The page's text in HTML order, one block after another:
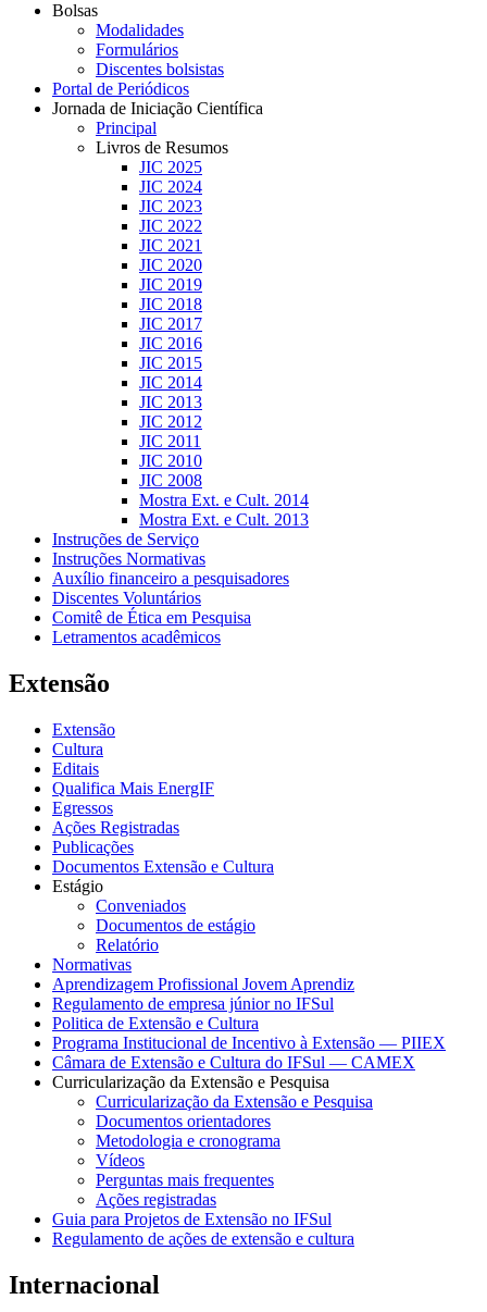
Bolsas
Modalidades
Formulários
Discentes bolsistas
Portal de Periódicos
Jornada de Iniciação Científica
Principal
Livros de Resumos
JIC 2025
JIC 2024
JIC 2023
JIC 2022
JIC 2021
JIC 2020
JIC 2019
JIC 2018
JIC 2017
JIC 2016
JIC 2015
JIC 2014
JIC 2013
JIC 2012
JIC 2011
JIC 2010
JIC 2008
Mostra Ext. e Cult. 2014
Mostra Ext. e Cult. 2013
Instruções de Serviço
Instruções Normativas
Auxílio financeiro a pesquisadores
Discentes Voluntários
Comitê de Ética em Pesquisa
Letramentos acadêmicos
Extensão
Extensão
Cultura
Editais
Qualifica Mais EnergIF
Egressos
Ações Registradas
Publicações
Documentos Extensão e Cultura
Estágio
Conveniados
Documentos de estágio
Relatório
Normativas
Aprendizagem Profissional Jovem Aprendiz
Regulamento de empresa júnior no IFSul
Politica de Extensão e Cultura
Programa Institucional de Incentivo à Extensão — PIIEX
Câmara de Extensão e Cultura do IFSul — CAMEX
Curricularização da Extensão e Pesquisa
Curricularização da Extensão e Pesquisa
Documentos orientadores
Metodologia e cronograma
Vídeos
Perguntas mais frequentes
Ações registradas
Guia para Projetos de Extensão no IFSul
Regulamento de ações de extensão e cultura
Internacional